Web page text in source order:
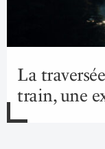
La
train, une